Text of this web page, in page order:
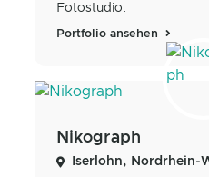
Fotostudio.
Portfolio ansehen
Nikograph
Iserlohn, Nordrhein-